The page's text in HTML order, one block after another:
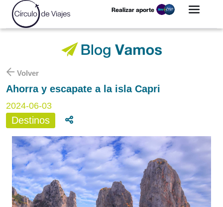
Realizar aporte
Volver
Ahorra y escapate a la isla Capri
2024-06-03
Destinos